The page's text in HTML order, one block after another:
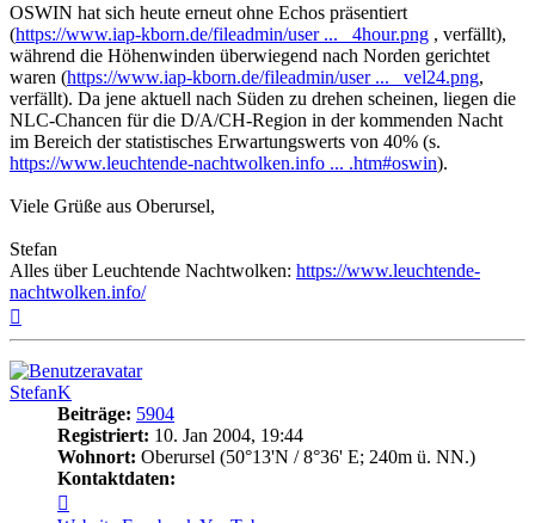
OSWIN hat sich heute erneut ohne Echos präsentiert
(https://www.iap-kborn.de/fileadmin/user ... _4hour.png , verfällt),
während die Höhenwinden überwiegend nach Norden gerichtet
waren (https://www.iap-kborn.de/fileadmin/user ... _vel24.png,
verfällt). Da jene aktuell nach Süden zu drehen scheinen, liegen die
NLC-Chancen für die D/A/CH-Region in der kommenden Nacht
im Bereich der statistisches Erwartungswerts von 40% (s.
https://www.leuchtende-nachtwolken.info ... .htm#oswin).
Viele Grüße aus Oberursel,
Stefan
Alles über Leuchtende Nachtwolken: https://www.leuchtende-
nachtwolken.info/
StefanK
Beiträge: 5904
Registriert: 10. Jan 2004, 19:44
Wohnort: Oberursel (50°13'N / 8°36' E; 240m ü. NN.)
Kontaktdaten: